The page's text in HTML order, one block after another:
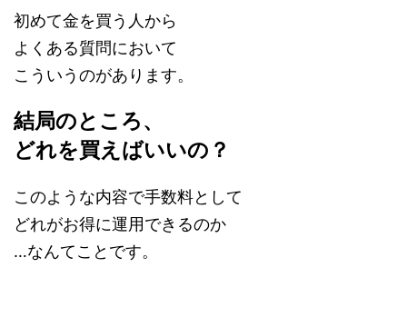
初めて金を買う人から
よくある質問において
こういうのがあります。
結局のところ、
どれを買えばいいの？
このような内容で手数料として
どれがお得に運用できるのか
…なんてことです。